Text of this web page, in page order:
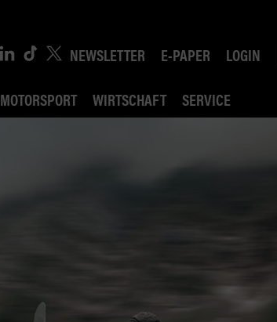
NEWSLETTER E-PAPER LOGIN
MOTORSPORT WIRTSCHAFT SERVICE
AI RECHTSBERATUNG